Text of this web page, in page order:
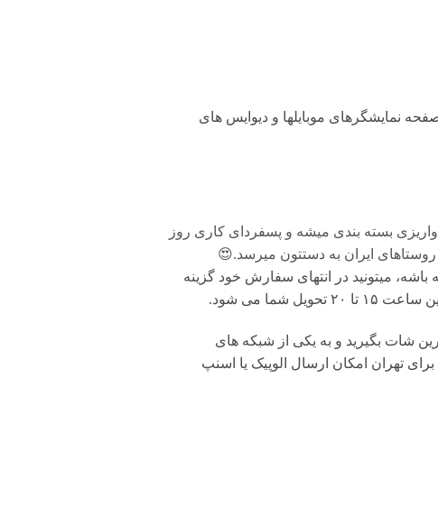
نمایشگرهای موبایلها و دیوایس های
بسته بندی میشه و پسفردای کاری روز
ایران به دستتون میرسد.😍
میتونید در انتهای سفارش خود گزینه
مى شود.
شات بگیرید و به یکی از شبکه های
تهران امکان ارسال الوپیک یا اسنپ